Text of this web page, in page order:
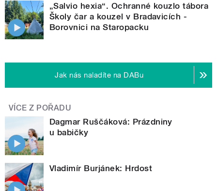
„Salvio hexia“. Ochranné kouzlo tábora
Školy čar a kouzel v Bradavicích -
Borovnici na Staropacku
Jak nás naladíte na DABu
VÍCE Z POŘADU
Dagmar Ruščáková: Prázdniny
u babičky
Vladimír Burjánek: Hrdost